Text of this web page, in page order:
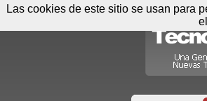
Las cookies de este sitio se usan para